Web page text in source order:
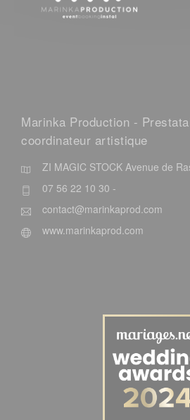
Marinka Production -
coordinateur artistique
ZI MAGIC STOCK Avenue de
07 56 22 10 30 -
contact@marinkaprod.com
www.marinkaprod.com